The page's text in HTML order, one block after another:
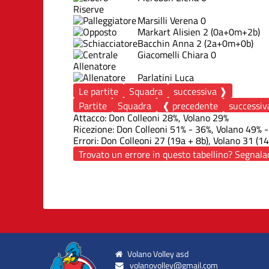
Riserve
Marsilli Verena0
Markart Alisien 2 (0a+0m+2b)
Bacchin Anna 2 (2a+0m+0b)
Giacomelli Chiara0
Allenatore
Parlatini Luca
Le partite
Squadra
successiva ❱
Partite
Squadra ❰ precedente
Attacco: Don Colleoni 28%, Volano 29%
Ricezione: Don Colleoni 51% - 36%, Volano 49%
Errori: Don Colleoni 27 (19a + 8b), Volano 31
Trovato un errore in questo tabellino?
Volano Volley asd
volanovolley@gmail.com